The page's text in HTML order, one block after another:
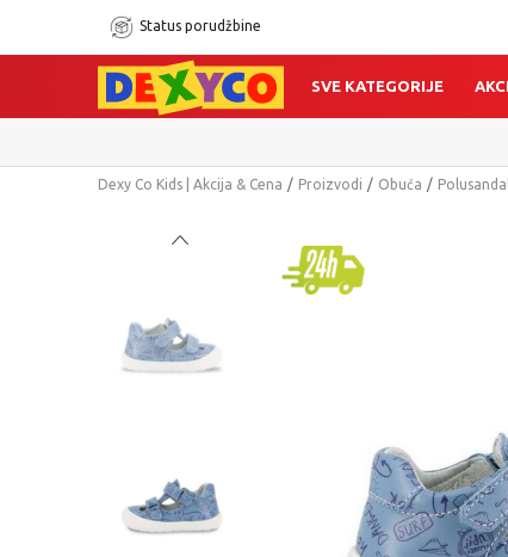
Status porudžbine
SVE KATEGORIJE
Dexy Co Kids | Akcija & Cena Proizvodi Obuća